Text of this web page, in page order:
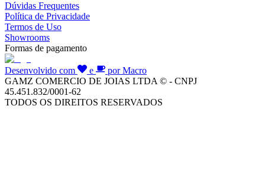
Dúvidas Frequentes
Política de Privacidade
Termos de Uso
Showrooms
Formas de pagamento
Desenvolvido com e
por Macro
GAMZ COMERCIO DE JOIAS LTDA © - CNPJ
45.451.832/0001-62
TODOS OS DIREITOS RESERVADOS